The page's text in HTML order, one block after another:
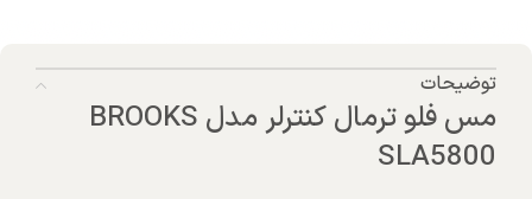
توضیحات
مس فلو ترمال کنترلر مدل BROOKS
SLA5800